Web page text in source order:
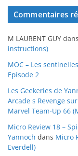
c
v
e
s
Commentaires
M LAURENT GUY dans
instructions)
MOC – Les
Episode 2
Les Geekeries de
Arcade s Revenge
Marvel Team-Up 66
Micro Review 18 –
Yannoch dans Micro
Everdell)